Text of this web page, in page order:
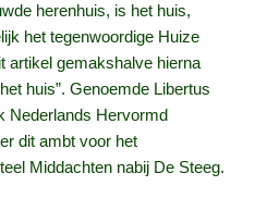
herenhuis, is het huis,
het tegenwoordige Huize
artikel gemakshalve hierna
huis”. Genoemde Libertus
Nederlands Hervormd
dit ambt voor het
Middachten nabij De Steeg.